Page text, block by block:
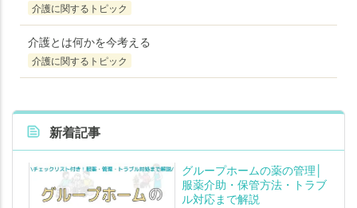
介護に関するトピック
介護とは何かを今考える
介護に関するトピック
新着記事
グループホームの薬の管理│
服薬介助・保管方法・トラブ
ル対応まで解説